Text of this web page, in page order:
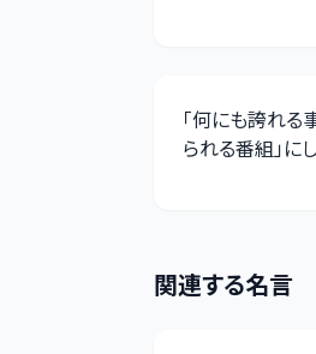
「何にも誇れる
られる番組」に
関連する名言